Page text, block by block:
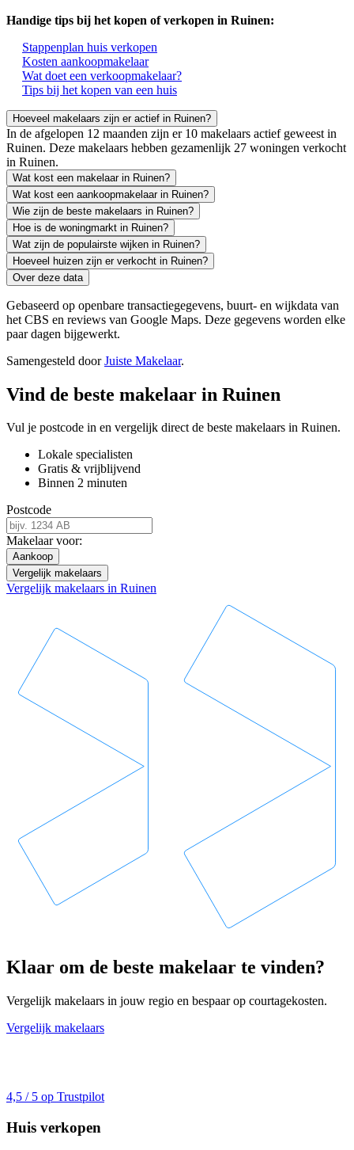
Handige tips bij het kopen of verkopen in Ruinen:
Stappenplan huis verkopen
Kosten aankoopmakelaar
Wat doet een verkoopmakelaar?
Tips bij het kopen van een huis
Hoeveel makelaars zijn er actief in Ruinen?
In de afgelopen 12 maanden zijn er 10 makelaars actief geweest in
Ruinen. Deze makelaars hebben gezamenlijk 27 woningen verkocht
in Ruinen.
Wat kost een makelaar in Ruinen?
Wat kost een aankoopmakelaar in Ruinen?
Wie zijn de beste makelaars in Ruinen?
Hoe is de woningmarkt in Ruinen?
Wat zijn de populairste wijken in Ruinen?
Hoeveel huizen zijn er verkocht in Ruinen?
Over deze data
Gebaseerd op openbare transactiegegevens, buurt- en wijkdata van
het CBS en reviews van Google Maps. Deze gegevens worden elke
paar dagen bijgewerkt.
Samengesteld doorJuiste Makelaar.
Vind de beste makelaar in Ruinen
Vul je postcode in en vergelijk direct de beste makelaars in Ruinen.
Lokale specialisten
Gratis & vrijblijvend
Binnen 2 minuten
Postcode
Makelaar voor:
Aankoop
Vergelijk makelaars
Vergelijk makelaars in Ruinen
Klaar om de beste makelaar te vinden?
Vergelijk makelaars in jouw regio en bespaar op courtagekosten.
Vergelijk makelaars
4,5 / 5 op Trustpilot
Huis verkopen